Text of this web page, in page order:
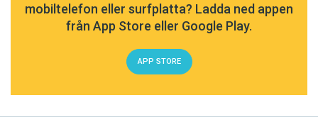
mobiltelefon eller surfplatta? Ladda ned appen
från App Store eller Google Play.
APP STORE